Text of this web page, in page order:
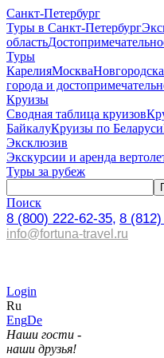
Санкт-Петербург
Туры в Санкт-Петербург
область
Туры
КарелияМосква
города и
Круизы
Сводная таблица круизов
БайкалуКруизы по Беларуси
Эксклюзив
Экскурсии и аренда
Туры за рубеж
Поиск
8 (800) 222-62-35, 8
info@fortuna-travel.ru
Login
Ru
EngDe
Наши гости -
наши друзья!